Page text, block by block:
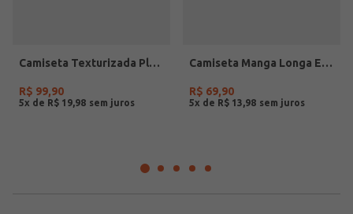
Camiseta Texturizada Plus Size Masculina NATURAL
R$ 99,90
5x de R$ 19 98
Camiseta Manga Longa Estampada Masculina OFF WHITE
R$ 69,90
5x de R$ 13 98